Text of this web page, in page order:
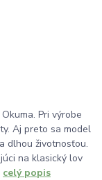
Pri výrobe
Aj preto sa model
dlhou životnosťou.
na klasický lov
celý popis